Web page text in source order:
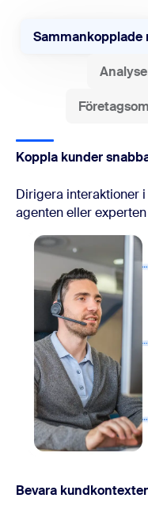
Sammankopplade
Koppla kunder
Dirigera interaktioner
agenten eller
Bevara